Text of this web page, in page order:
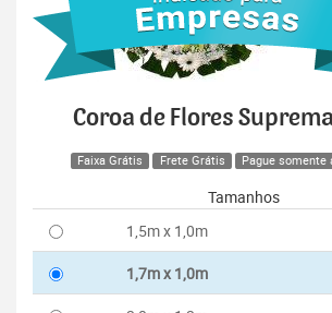
Coroa de Flores
Faixa Grátis Frete Grátis Pague somente
Tamanhos
1,5m x 1,0m
1,7m x 1,0m